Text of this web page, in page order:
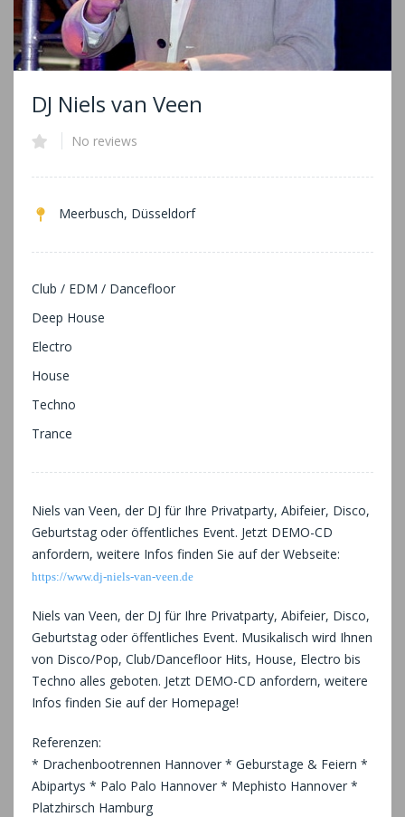
DJ Niels van Veen
No reviews
Meerbusch, Düsseldorf
Club / EDM / Dancefloor
Deep House
Electro
House
Techno
Trance
Niels van Veen, der DJ für Ihre Privatparty, Abifeier, Disco,
Geburtstag oder öffentliches Event. Jetzt DEMO-CD
anfordern, weitere Infos finden Sie auf der Webseite:
https://www.dj-niels-van-veen.de
Niels van Veen, der DJ für Ihre Privatparty, Abifeier, Disco,
Geburtstag oder öffentliches Event. Musikalisch wird Ihnen
von Disco/Pop, Club/Dancefloor Hits, House, Electro bis
Techno alles geboten. Jetzt DEMO-CD anfordern, weitere
Infos finden Sie auf der Homepage!
Referenzen:
* Drachenbootrennen Hannover * Geburstage & Feiern *
Abipartys * Palo Palo Hannover * Mephisto Hannover *
Platzhirsch Hamburg